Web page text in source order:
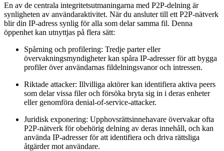
En av de centrala integritetsutmaningarna med P2P-delning är
synligheten av användaraktivitet. När du ansluter till ett P2P-nätverk
blir din IP-adress synlig för alla som delar samma fil. Denna
öppenhet kan utnyttjas på flera sätt:
Spårning och profilering: Tredje parter eller
övervakningsmyndigheter kan spåra IP-adresser för att bygga
profiler över användarnas fildelningsvanor och intressen.
Riktade attacker: Illvilliga aktörer kan identifiera aktiva peers
som delar vissa filer och försöka bryta sig in i deras enheter
eller genomföra denial-of-service-attacker.
Juridisk exponering: Upphovsrättsinnehavare övervakar ofta
P2P-nätverk för obehörig delning av deras innehåll, och kan
använda IP-adresser för att identifiera och driva rättsliga
åtgärder mot användare.